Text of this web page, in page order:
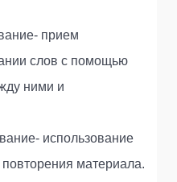
прием
слов с помощью
ними и
использование
материала.